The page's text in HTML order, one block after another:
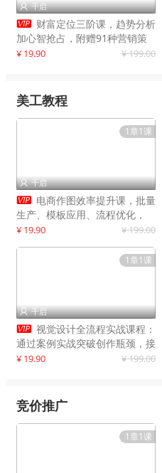
 千启
 财富定位三阶课，趋势分析
加心智抢占，附赠91种营销策
略模型
¥ 19.90 ¥ 199.00
美工教程
1章1课
 千启
 电商作图效率提升课，批量
生产、模板应用、流程优化，
20+细分品类实操案例，月赚3
¥ 19.90 ¥ 199.00
1章1课
 千启
 视觉设计全流程实战课程：
通过案例实战突破创作瓶颈，接
单月入20000+
¥ 19.90 ¥ 199.00
竞价推广
1章1课